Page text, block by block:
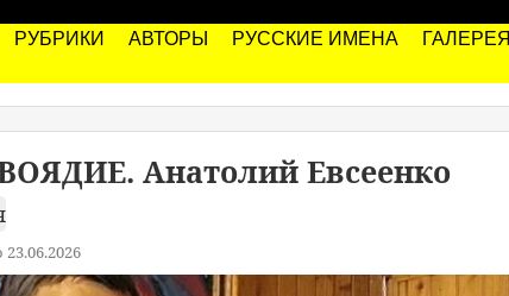
РУБРИКИ АВТОРЫ РУССКИЕ ИМЕНА ГАЛЕРЕЯ
Анатолий Евсеенко